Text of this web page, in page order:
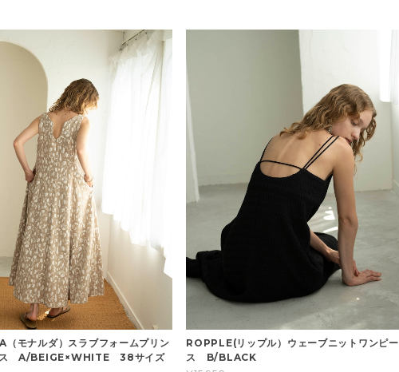
モナルダ）スラブフォームプリン
ス A/BEIGE×WHITE 38サイズ
ROPPLE(リップル）ウェーブニットワンピー
ス B/BLACK